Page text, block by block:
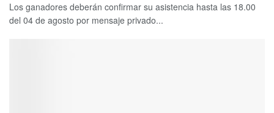
Los ganadores deberán confirmar su asistencia hasta las 18.00
del 04 de agosto por mensaje privado...